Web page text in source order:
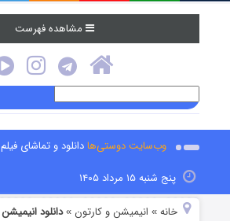
مشاهده فهرست
وب‌سایت دوستی‌هادانلود و تماشای فیلم
پنج شنبه ۱۵ مرداد ۱۴۰۵
خانه » انیمیشن و کارتون »